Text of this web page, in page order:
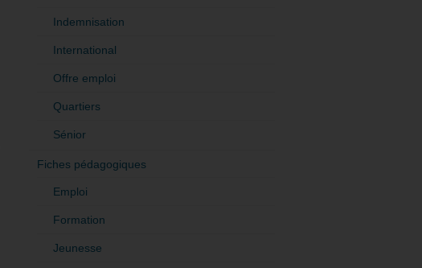
Indemnisation
International
Offre emploi
Quartiers
Sénior
Fiches pédagogiques
Emploi
Formation
Jeunesse